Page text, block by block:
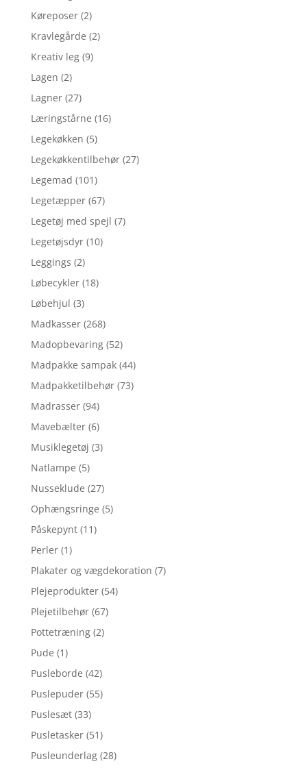
Køreposer (2)
Kravlegårde (2)
Kreativ leg (9)
Lagen (2)
Lagner (27)
Læringstårne (16)
Legekøkken (5)
Legekøkkentilbehør (27)
Legemad (101)
Legetæpper (67)
Legetøj med spejl (7)
Legetøjsdyr (10)
Leggings (2)
Løbecykler (18)
Løbehjul (3)
Madkasser (268)
Madopbevaring (52)
Madpakke sampak (44)
Madpakketilbehør (73)
Madrasser (94)
Mavebælter (6)
Musiklegetøj (3)
Natlampe (5)
Nusseklude (27)
Ophængsringe (5)
Påskepynt (11)
Perler (1)
Plakater og vægdekoration (7)
Plejeprodukter (54)
Plejetilbehør (67)
Pottetræning (2)
Pude (1)
Pusleborde (42)
Puslepuder (55)
Puslesæt (33)
Pusletasker (51)
Pusleunderlag (28)